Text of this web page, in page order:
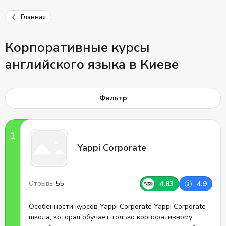
Главная
Корпоративные курсы
английского языка в Киеве
Фильтр
Yappi Corporate
4.83 4.9
Отзывы 55
Особенности курсов Yappi Corporate Yappi Corporate -
школа, которая обучает только корпоративному